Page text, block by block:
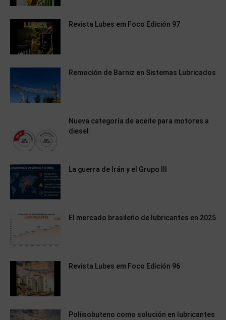
Revista Lubes em Foco Edición 97
Remoción de Barniz en Sistemas Lubricados
Nueva categoría de aceite para motores a
diesel
La guerra de Irán y el Grupo III
El mercado brasileño de lubricantes en 2025
Revista Lubes em Foco Edición 96
Poliisobuteno como solución en lubricantes